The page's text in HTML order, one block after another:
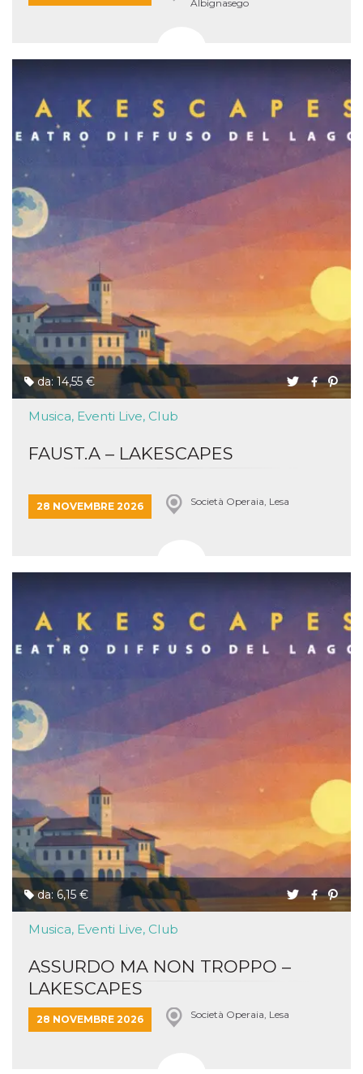
Albignasego
da: 14,55 €
Musica, Eventi Live, Club
FAUST.A – LAKESCAPES
28 NOVEMBRE 2026 Società Operaia, Lesa
da: 6,15 €
Musica, Eventi Live, Club
ASSURDO MA NON TROPPO –
LAKESCAPES
28 NOVEMBRE 2026 Società Operaia, Lesa